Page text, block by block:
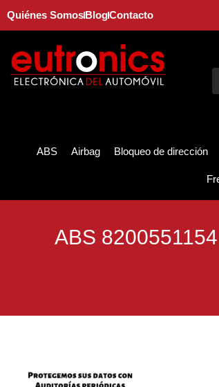
Quiénes SomosBlogContacto
ABS Airbag Bloqueo de dirección
ABS